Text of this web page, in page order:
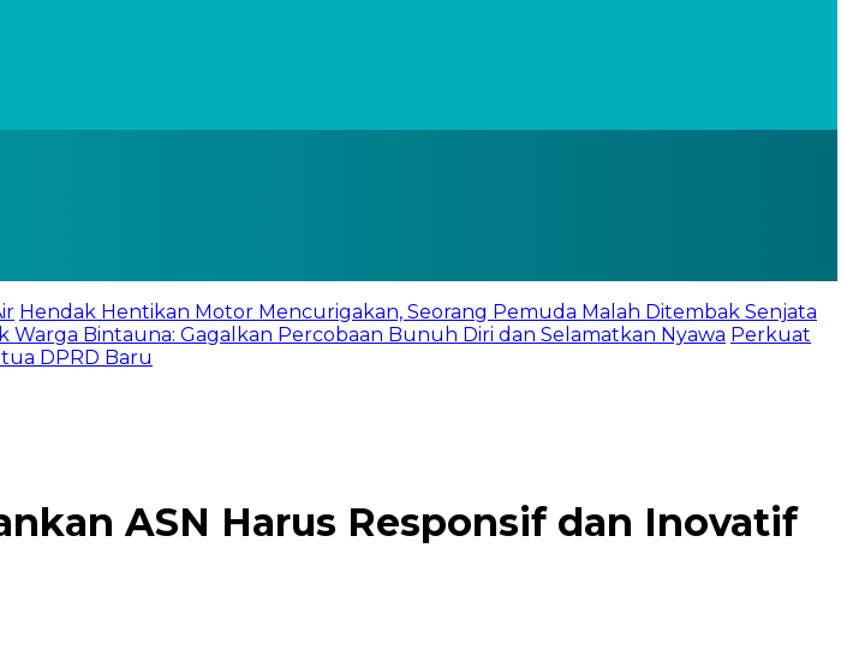
Hendak Hentikan Motor Mencurigakan, Seorang Pemuda Malah Ditembak Senjata
Warga Bintauna: Gagalkan Percobaan Bunuh Diri dan Selamatkan Nyawa Perkuat
DPRD Baru
ASN Harus Responsif dan Inovatif